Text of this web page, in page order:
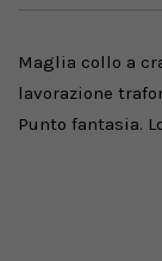
Maglia collo a
lavorazione
Punto fantasia.